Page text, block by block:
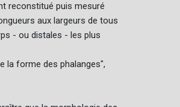
reconstitué puis mesuré
aux largeurs de tous
- ou distales - les plus
la forme des phalanges",